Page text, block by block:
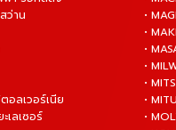
ว่าน
อลเวอร์เนีย
เลเซอร์
•
•
•
•
•
•
•